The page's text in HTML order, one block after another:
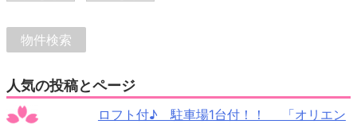
人気の投稿とページ
ロフト付♪ 駐車場1台付！！ 「オリエン